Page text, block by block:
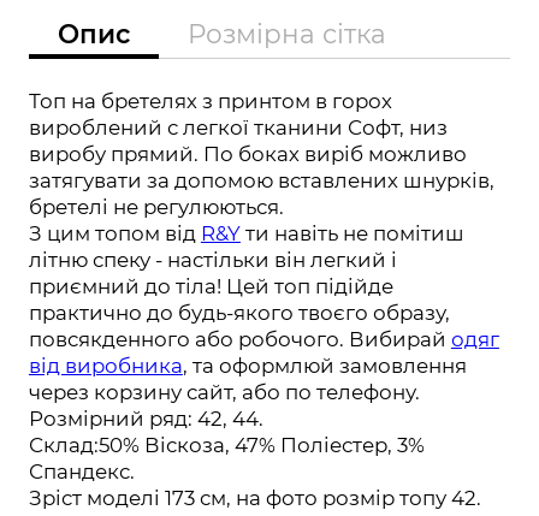
Опис Розмірна сітка
Топ на бретелях з принтом в горох
вироблений с легкої тканини Софт, низ
виробу прямий. По боках виріб можливо
затягувати за допомою вставлених шнурків,
бретелі не регулюються.
З цим топом від R&Yти навіть не помітиш
літню спеку - настільки він легкий і
приємний до тіла! Цей топ підійде
практично до будь-якого твоєго образу,
повсякденного або робочого. Вибирай одяг
від виробника, та оформлюй замовлення
через корзину сайт, або по телефону.
Розмірний ряд: 42, 44.
Склад:50% Віскоза, 47% Поліестер, 3%
Спандекс.
Зріст моделі 173 см, на фото розмір топу 42.